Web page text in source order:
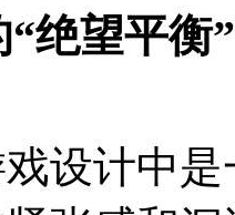
绝望平衡”
设计中